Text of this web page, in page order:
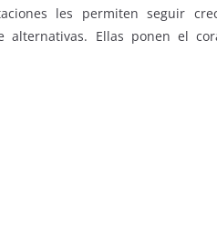
les permiten seguir
alternativas. Ellas ponen el